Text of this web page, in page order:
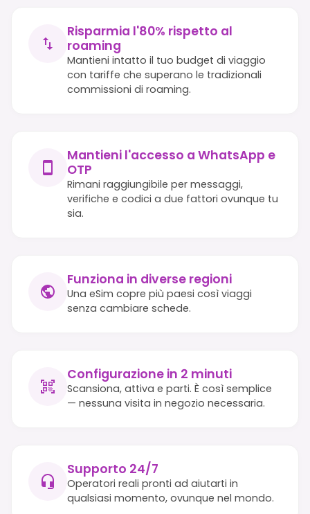
Risparmia l'80% rispetto al
roaming
Mantieni intatto il tuo budget di viaggio
con tariffe che superano le tradizionali
commissioni di roaming.
Mantieni l'accesso a WhatsApp e
OTP
Rimani raggiungibile per messaggi,
verifiche e codici a due fattori ovunque tu
sia.
Funziona in diverse regioni
Una eSim copre più paesi così viaggi
senza cambiare schede.
Configurazione in 2 minuti
Scansiona, attiva e parti. È così semplice
— nessuna visita in negozio necessaria.
Supporto 24/7
Operatori reali pronti ad aiutarti in
qualsiasi momento, ovunque nel mondo.